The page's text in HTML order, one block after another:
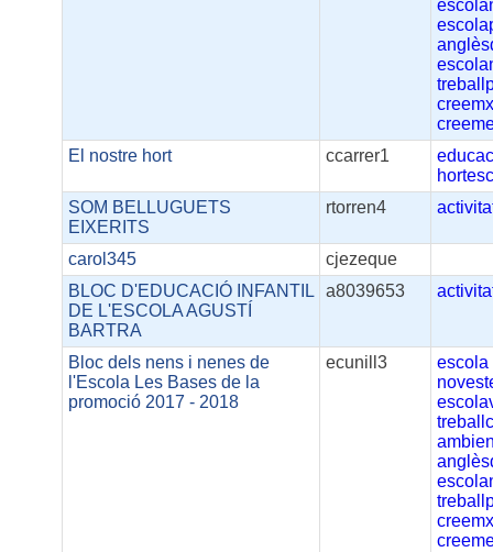
El nostre hort
ccarrer1
SOM BELLUGUETS
EIXERITS
rtorren4
carol345
cjezeque
BLOC D'EDUCACIÓ INFANTIL
DE L'ESCOLA AGUSTÍ
BARTRA
a8039653
Bloc dels nens i nenes de
l'Escola Les Bases de la
promoció 2017 - 2018
ecunill3
escola